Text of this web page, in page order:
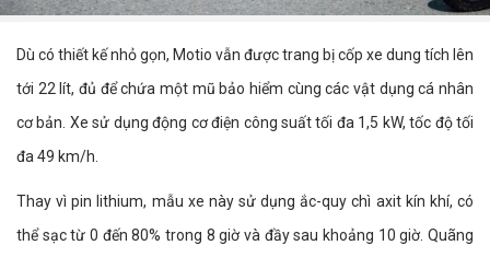
Dù có thiết kế nhỏ gọn, Motio vẫn được trang bị cốp xe dung tích lên
tới 22 lít, đủ để chứa một mũ bảo hiểm cùng các vật dụng cá nhân
cơ bản. Xe sử dụng động cơ điện công suất tối đa 1,5 kW, tốc độ tối
đa 49 km/h.
Thay vì pin lithium, mẫu xe này sử dụng ắc-quy chì axit kín khí, có
thể sạc từ 0 đến 80% trong 8 giờ và đầy sau khoảng 10 giờ. Quãng